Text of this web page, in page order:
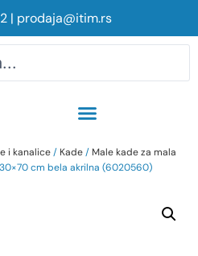
| prodaja@itim.rs
i kanalice/ Kade/ Male kade za mala
cm bela akrilna (6020560)